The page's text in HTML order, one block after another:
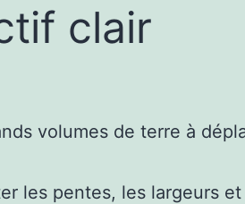
clair
volumes de terre à
les pentes, les largeurs